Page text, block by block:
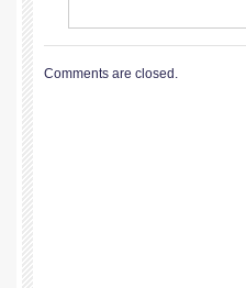
Comments are closed.